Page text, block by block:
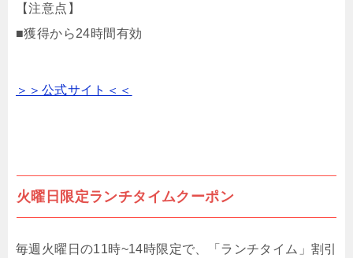
【注意点】
■獲得から24時間有効
＞＞公式サイト＜＜
火曜日限定ランチタイムクーポン
毎週火曜日の11時~14時限定で、
「ランチタイム」割引